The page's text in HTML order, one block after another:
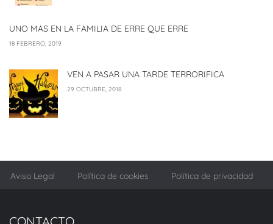
UNO MAS EN LA FAMILIA DE ERRE QUE ERRE
18 FEBRERO, 2019
VEN A PASAR UNA TARDE TERRORIFICA
29 OCTUBRE, 2018
Aviso Legal Política de cookies Política de privacidad